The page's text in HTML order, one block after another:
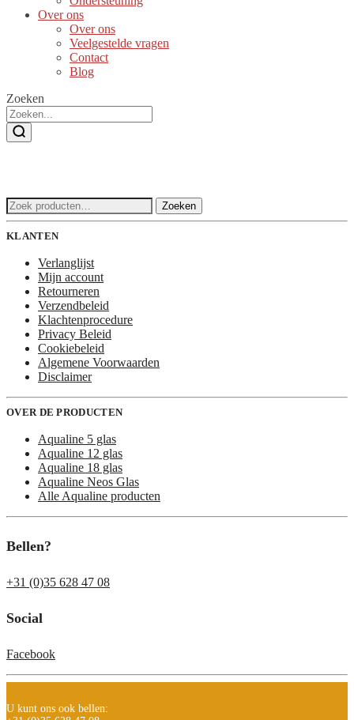
Over ons
Over ons
Veelgestelde vragen
Contact
Blog
Zoeken
Zoeken
naar:
Zoeken
KLANTEN
Verlanglijst
Mijn account
Retourneren
Verzendbeleid
Klachtenprocedure
Privacy Beleid
Cookiebeleid
Algemene Voorwaarden
Disclaimer
OVER DE PRODUCTEN
Aqualine 5 glas
Aqualine 12 glas
Aqualine 18 glas
Aqualine Neos Glas
Alle Aqualine producten
Bellen?
+31 (0)35 628 47 08
Social
Facebook
U kunt ons ook bellen: